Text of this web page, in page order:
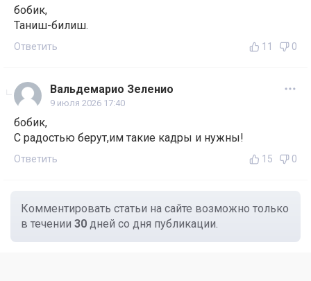
бобик,
Таниш-билиш.
Ответить 11 0
Вальдемарио Зеленио
9 июля 2026 17:40
бобик,
С радостью берут,им такие кадры и нужны!
Ответить 15 0
Комментировать статьи на сайте возможно только
в течении 30 дней со дня публикации.